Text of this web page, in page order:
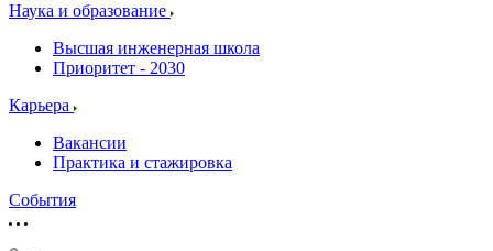
Наука и образование
Высшая инженерная школа
Приоритет - 2030
Карьера
Вакансии
Практика и стажировка
События